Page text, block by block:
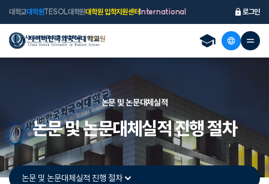
대학교대학원TESOL대학원대학원 입학지원센터 International 로그인
논문 및 논문대체실적 진행 절차
논문 및 논문대체실적
논문 및 논문대체실적 진행 절차